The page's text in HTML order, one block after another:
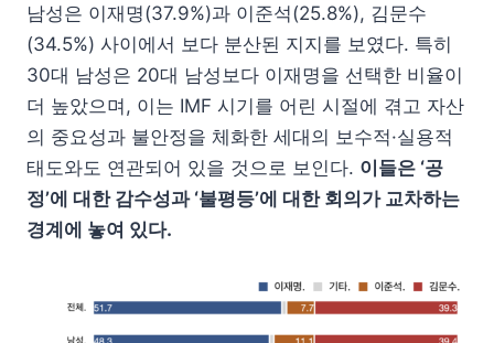
남성은 이재명(37.9%)과 이준석(25.8%), 김문수
(34.5%) 사이에서 보다 분산된 지지를 보였다. 특히
30대 남성은 20대 남성보다 이재명을 선택한 비율이
더 높았으며, 이는 IMF 시기를 어린 시절에 겪고 자산
의 중요성과 불안정을 체화한 세대의 보수적·실용적
태도와도 연관되어 있을 것으로 보인다. 이들은 ‘공
정’에 대한 감수성과 ‘불평등’에 대한 회의가 교차하는
경계에 놓여 있다.